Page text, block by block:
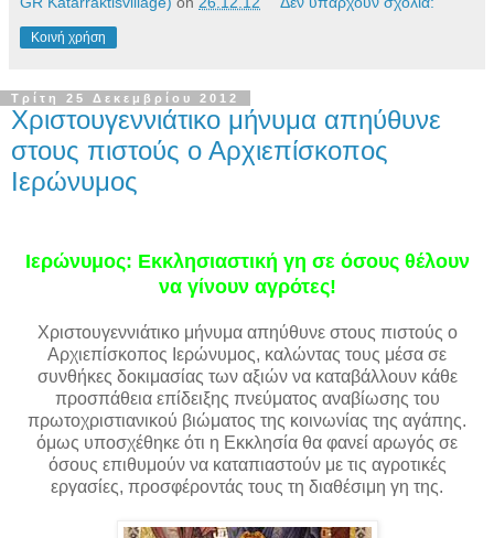
Κοινή χρήση
Τρίτη 25 Δεκεμβρίου 2012
Χριστουγεννιάτικο μήνυμα απηύθυνε
στους πιστούς ο Αρχιεπίσκοπος
Ιερώνυμος
Ιερώνυμος: Εκκλησιαστική γη σε όσους θέλουν
να γίνουν αγρότες!
Χριστουγεννιάτικο μήνυμα απηύθυνε στους πιστούς ο
Αρχιεπίσκοπος Ιερώνυμος, καλώντας τους μέσα σε
συνθήκες δοκιμασίας των αξιών να καταβάλλουν κάθε
προσπάθεια επίδειξης πνεύματος αναβίωσης του
πρωτοχριστιανικού βιώματος της κοινωνίας της αγάπης.
όμως υποσχέθηκε ότι η Εκκλησία θα φανεί αρωγός σε
όσους επιθυμούν να καταπιαστούν με τις αγροτικές
εργασίες, προσφέροντάς τους τη διαθέσιμη γη της.